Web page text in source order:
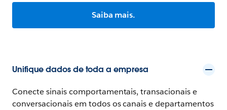
Saiba mais.
Unifique dados de toda a empresa
Conecte sinais comportamentais, transacionais e
conversacionais em todos os canais e departamentos